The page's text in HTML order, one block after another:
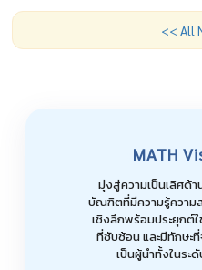
<< All
MATH
มุ่งสู่ความเป็นเลิศด้
บัณฑิตที่มีความรู้ควา
เชิงลึกพร้อมประยุกต์
ที่ซับซ้อน และมีทักษะที่
เป็นผู้นำทั้งในระ